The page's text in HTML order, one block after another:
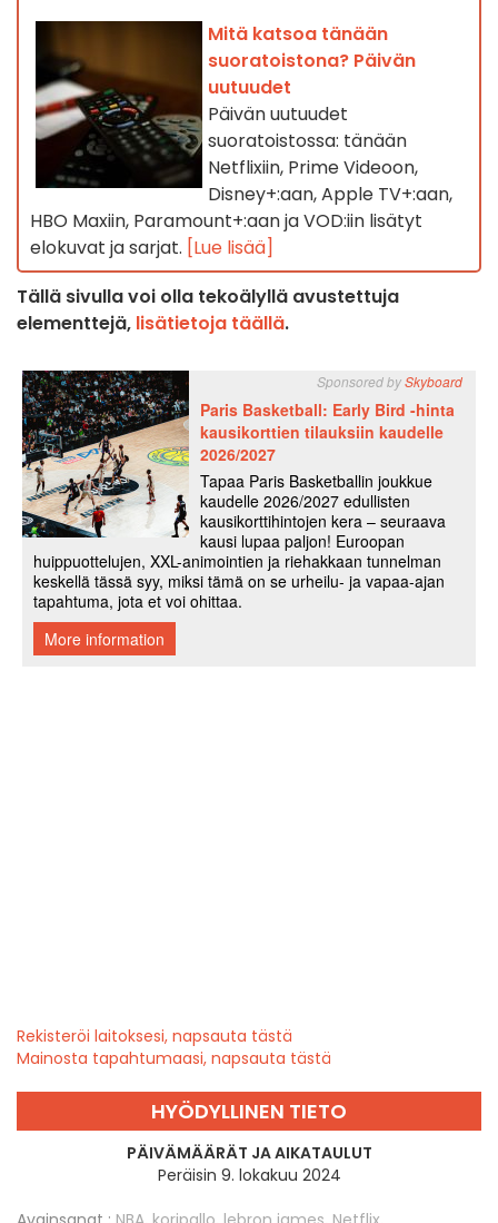
Mitä katsoa tänään
suoratoistona? Päivän
uutuudet
Päivän uutuudet
suoratoistossa: tänään
Netflixiin, Prime Videoon,
Disney+:aan, Apple TV+:aan,
HBO Maxiin, Paramount+:aan ja VOD:iin lisätyt
elokuvat ja sarjat. [Lue lisää]
Tällä sivulla voi olla tekoälyllä avustettuja
elementtejä, lisätietoja täällä.
Rekisteröi laitoksesi, napsauta tästä
Mainosta tapahtumaasi, napsauta tästä
HYÖDYLLINEN TIETO
PÄIVÄMÄÄRÄT JA AIKATAULUT
Peräisin 9. lokakuu 2024